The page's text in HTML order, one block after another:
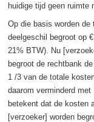
huidige tijd geen ruimte
Op die basis worden
deelgeschil begroot op
21% BTW). Nu
begroot de rechtbank
1 /3 van de totale
daarom verminderd
betekent dat de kosten
[verzoeker] worden